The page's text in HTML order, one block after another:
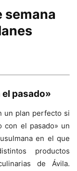
semana
pasado»
un plan perfecto si
con el pasado» un
en el que
productos
de Ávila.